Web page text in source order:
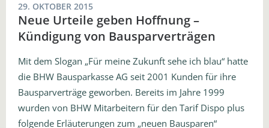
29. OKTOBER 2015
Neue Urteile geben Hoffnung –
Kündigung von Bausparverträgen
Mit dem Slogan „Für meine Zukunft sehe ich blau“ hatte
die BHW Bausparkasse AG seit 2001 Kunden für ihre
Bausparverträge geworben. Bereits im Jahre 1999
wurden von BHW Mitarbeitern für den Tarif Dispo plus
folgende Erläuterungen zum „neuen Bausparen“